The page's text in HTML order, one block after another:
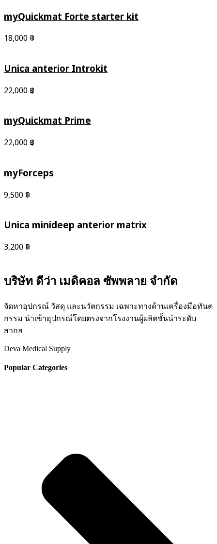
myQuickmat Forte starter kit
18,000 ฿
Unica anterior Introkit
22,000 ฿
myQuickmat Prime
22,000 ฿
myForceps
9,500 ฿
Unica minideep anterior matrix
3,200 ฿
บริษัท ดีว่า เมดิคอล ซัพพลาย จำกัด
จัดหาอุปกรณ์ วัสดุ และนวัตกรรม เฉพาะทางด้านเครื่องมือทันต
กรรม นำเข้าอุปกรณ์โดยตรงจากโรงงานผู้ผลิตชั้นนำระดับ
สากล
Deva Medical Supply
Popular Categories